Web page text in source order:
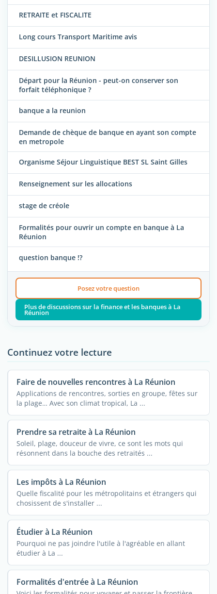
RETRAITE et FISCALITE
Long cours Transport Maritime avis
DESILLUSION REUNION
Départ pour la Réunion - peut-on conserver son
forfait téléphonique ?
banque a la reunion
Demande de chèque de banque en ayant son compte
en metropole
Organisme Séjour Linguistique BEST SL Saint Gilles
Renseignement sur les allocations
stage de créole
Formalités pour ouvrir un compte en banque à La
Réunion
question banque !?
Posez votre question
Plus de discussions sur la finance et les banques à La
Réunion
Continuez votre lecture
Faire de nouvelles rencontres à La Réunion
Applications de rencontres, sorties en groupe, fêtes sur
la plage… Avec son climat tropical, La ...
Prendre sa retraite à La Réunion
Soleil, plage, douceur de vivre, ce sont les mots qui
résonnent dans la bouche des retraités ...
Les impôts à La Réunion
Quelle fiscalité pour les métropolitains et étrangers qui
chosissent de s'installer ...
Étudier à La Réunion
Pourquoi ne pas joindre l'utile à l'agréable en allant
étudier à La ...
Formalités d'entrée à La Réunion